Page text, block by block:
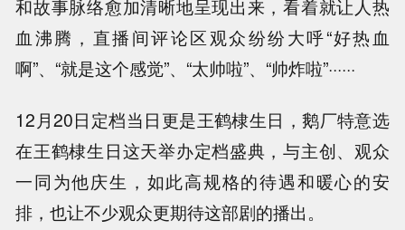
和故事脉络愈加清晰地呈现出来，看着就让人热
血沸腾，直播间评论区观众纷纷大呼“好热血
啊”、“就是这个感觉”、“太帅啦”、“帅炸啦”······
12月20日定档当日更是王鹤棣生日，鹅厂特意选
在王鹤棣生日这天举办定档盛典，与主创、观众
一同为他庆生，如此高规格的待遇和暖心的安
排，也让不少观众更期待这部剧的播出。